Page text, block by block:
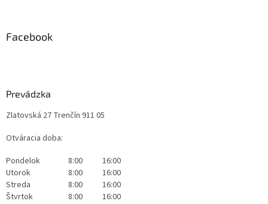
Facebook
Prevádzka
Zlatovská 27 Trenčín 911 05
Otváracia doba:
Pondelok
8:00
16:00
Utorok
8:00
16:00
Streda
8:00
16:00
Štvrtok
8:00
16:00